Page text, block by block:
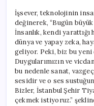
İşsever, teknolojinin
değinerek, “Bugün
İnsanlık, kendi yarattığı
dünya ve yapay zeka,
geliyor. Peki, biz bu yeni
Duygularımızın ve
bu nedenle sanat,
sesidir ve o ses
Bizler, İstanbul Şehir
çekmek istiyoruz.”